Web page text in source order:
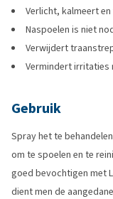
Verlicht, kalmeert
Naspoelen is niet
Verwijdert
Vermindert irritaties
Gebruik
Spray het te
om te spoelen en te
goed bevochtigen met
dient men de